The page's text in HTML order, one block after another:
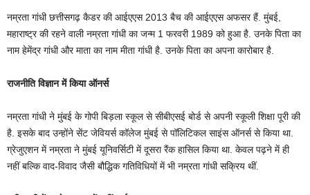
नम्रता गांधी छत्तीसगढ़ कैडर की आईएएस 2013 बैच की आईएएस अफसर हैं. मुंबई,
महाराष्ट्र की रहने वाली नम्रता गांधी का जन्म 1 फरवरी 1989 को हुआ है. उनके पिता का
नाम हेमेंद्र गांधी और माता का नाम मीता गांधी है. उनके पिता का अपना कारोबार है.
राजनीति विज्ञान में किया ऑनर्स
नम्रता गांधी ने मुंबई के गोपी बिड़ला स्कूल से सीबीएसई बोर्ड से अपनी स्कूली शिक्षा पूरी की
है. इसके बाद उन्होंने सेंट जेवियर्स कॉलेज मुंबई से पॉलिटिकल साइंस ऑनर्स से किया था.
ग्रेजुएशन में नम्रता ने मुंबई यूनिवर्सिटी में दूसरा रैंक हासिल किया था. केवल पढ़ने में ही
नहीं बल्कि वाद-विवाद जैसी बौद्धिक गतिविधियों में भी नम्रता गांधी सक्रिय थीं.